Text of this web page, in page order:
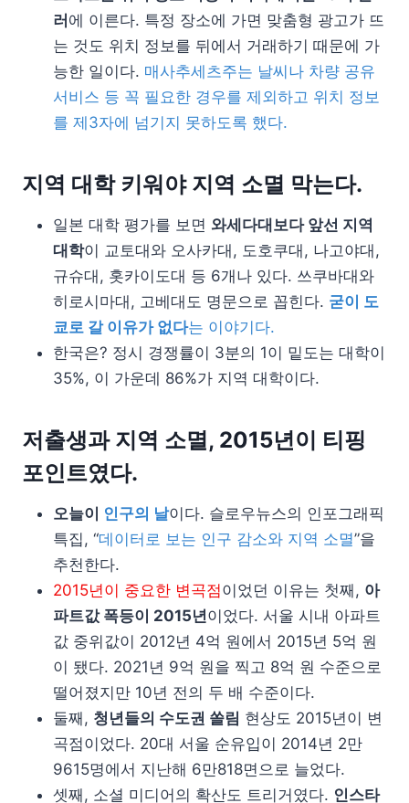
러 에 이른다. 특정 장소에 가면 맞춤형 광고가 뜨
는 것도 위치 정보를 뒤에서 거래하기 때문에 가
능한 일이다. 매사추세츠주는 날씨나 차량 공유
서비스 등 꼭 필요한 경우를 제외하고 위치 정보
를 제3자에 넘기지 못하도록 했다.
지역 대학 키워야 지역 소멸 막는다.
일본 대학 평가를 보면 와세다대보다 앞선 지역
대학이 교토대와 오사카대, 도호쿠대, 나고야대,
규슈대, 홋카이도대 등 6개나 있다. 쓰쿠바대와
히로시마대, 고베대도 명문으로 꼽힌다. 굳이 도
쿄로 갈 이유가 없다는 이야기다.
한국은? 정시 경쟁률이 3분의 1이 밑도는 대학이
35%, 이 가운데 86%가 지역 대학이다.
저출생과 지역 소멸, 2015년이 티핑
포인트였다.
오늘이 인구의 날이다. 슬로우뉴스의 인포그래픽
특집, “데이터로 보는 인구 감소와 지역 소멸”을
추천한다.
2015년이 중요한 변곡점이었던 이유는 첫째, 아
파트값 폭등이 2015년이었다. 서울 시내 아파트
값 중위값이 2012년 4억 원에서 2015년 5억 원
이 됐다. 2021년 9억 원을 찍고 8억 원 수준으로
떨어졌지만 10년 전의 두 배 수준이다.
둘째, 청년들의 수도권 쏠림 현상도 2015년이 변
곡점이었다. 20대 서울 순유입이 2014년 2만
9615명에서 지난해 6만818면으로 늘었다.
셋째, 소셜 미디어의 확산도 트리거였다. 인스타